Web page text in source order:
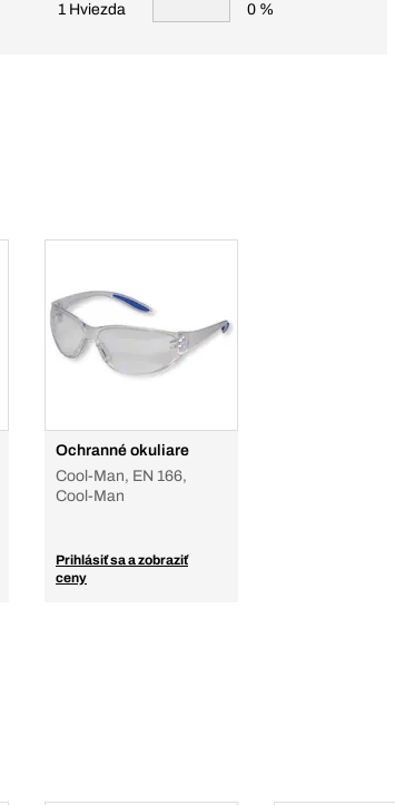
1 Hviezda
0 %
Ochranné okuliare
Cool-Man, EN 166,
Cool-Man
Prihlásiť sa a zobraziť
ceny